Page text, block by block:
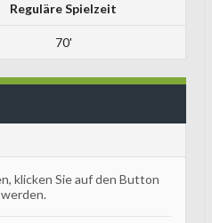
Reguläre Spielzeit
70'
klicken Sie auf den Button